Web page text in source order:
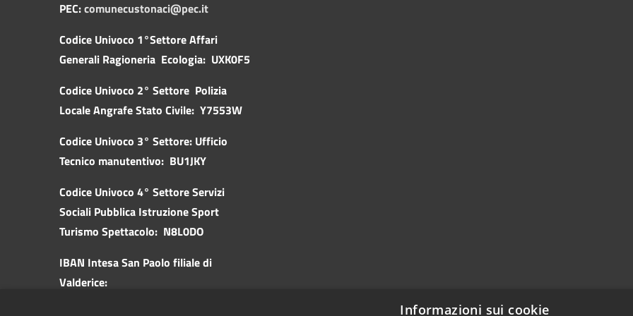
PEC:comunecustonaci@pec.it
Codice Univoco 1°Settore Affari
Generali Ragioneria Ecologia: UXK0F5
Codice Univoco 2° Settore Polizia
Locale Angrafe Stato Civile: Y7553W
Codice Univoco 3° Settore: Ufficio
Tecnico manutentivo: BU1JKY
Codice Univoco 4° Settore Servizi
Sociali Pubblica Istruzione Sport
Turismo Spettacolo: N8L0DO
IBAN Intesa San Paolo filiale di
Valderice:
Informazioni sui cookie